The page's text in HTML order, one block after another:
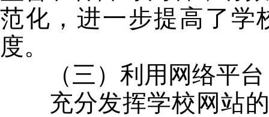
范化，进一步提高了学
度。
（三）利用网络平台
充分发挥学校网站的